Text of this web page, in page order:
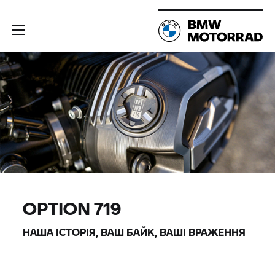
OPTION 719
НАША ІСТОРІЯ, ВАШ БАЙК, ВАШІ ВРАЖЕННЯ